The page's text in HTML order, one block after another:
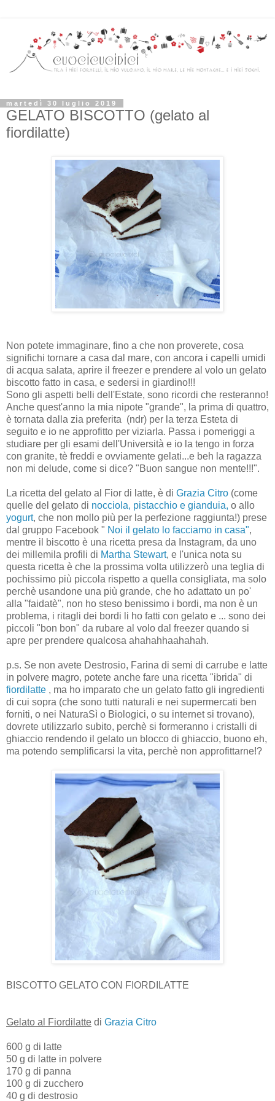
martedì 30 luglio 2019
GELATO BISCOTTO (gelato al
fiordilatte)
Non potete immaginare, fino a che non proverete, cosa
significhi tornare a casa dal mare, con ancora i capelli umidi
di acqua salata, aprire il freezer e prendere al volo un gelato
biscotto fatto in casa, e sedersi in giardino!!!
Sono gli aspetti belli dell'Estate, sono ricordi che resteranno!
Anche quest'anno la mia nipote "grande", la prima di quattro,
è tornata dalla zia preferita (ndr) per la terza Esteta di
seguito e io ne approfitto per viziarla. Passa i pomeriggi a
studiare per gli esami dell'Università e io la tengo in forza
con granite, tè freddi e ovviamente gelati...e beh la ragazza
non mi delude, come si dice? "Buon sangue non mente!!!".
La ricetta del gelato al Fior di latte, è di Grazia Citro (come
quelle del gelato di nocciola, pistacchio e gianduia, o allo
yogurt, che non mollo più per la perfezione raggiunta!) prese
dal gruppo Facebook " Noi il gelato lo facciamo in casa",
mentre il biscotto è una ricetta presa da Instagram, da uno
dei millemila profili di Martha Stewart, e l'unica nota su
questa ricetta è che la prossima volta utilizzerò una teglia di
pochissimo più piccola rispetto a quella consigliata, ma solo
perchè usandone una più grande, che ho adattato un po'
alla "faidatè", non ho steso benissimo i bordi, ma non è un
problema, i ritagli dei bordi li ho fatti con gelato e ... sono dei
piccoli "bon bon" da rubare al volo dal freezer quando si
apre per prendere qualcosa ahahahhaahahah.
p.s. Se non avete Destrosio, Farina di semi di carrube e latte
in polvere magro, potete anche fare una ricetta "ibrida" di
fiordilatte , ma ho imparato che un gelato fatto gli ingredienti
di cui sopra (che sono tutti naturali e nei supermercati ben
forniti, o nei NaturaSì o Biologici, o su internet si trovano),
dovrete utilizzarlo subito, perchè si formeranno i cristalli di
ghiaccio rendendo il gelato un blocco di ghiaccio, buono eh,
ma potendo semplificarsi la vita, perchè non approfittarne!?
BISCOTTO GELATO CON FIORDILATTE
Gelato al Fiordilatte di Grazia Citro
600 g di latte
50 g di latte in polvere
170 g di panna
100 g di zucchero
40 g di destrosio